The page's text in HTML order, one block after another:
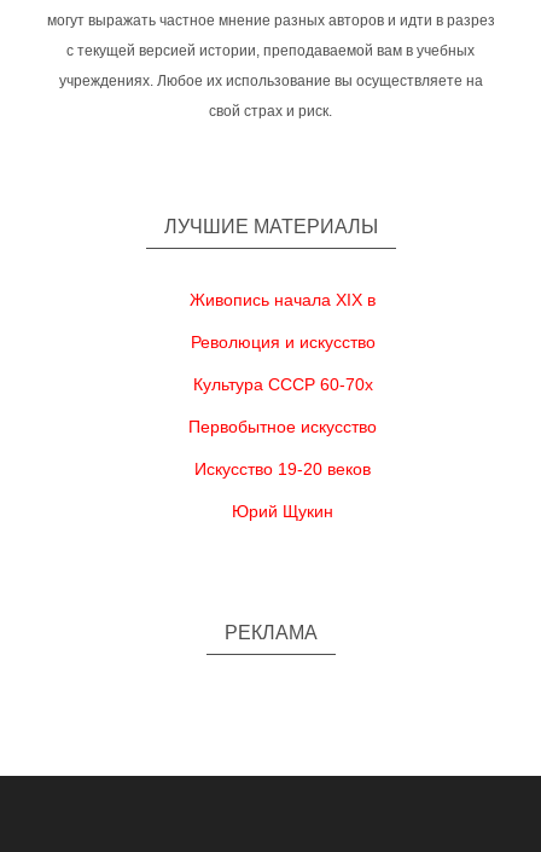
могут выражать частное мнение разных авторов и идти в разрез
с текущей версией истории, преподаваемой вам в учебных
учреждениях. Любое их использование вы осуществляете на
свой страх и риск.
ЛУЧШИЕ МАТЕРИАЛЫ
Живопись начала XIX в
Революция и искусство
Культура СССР 60-70х
Первобытное искусство
Искусство 19-20 веков
Юрий Щукин
РЕКЛАМА